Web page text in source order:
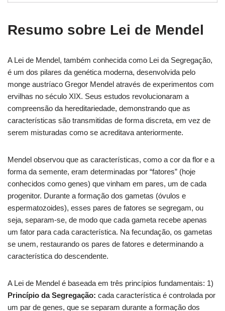
Resumo sobre Lei de Mendel
A Lei de Mendel, também conhecida como Lei da Segregação,
é um dos pilares da genética moderna, desenvolvida pelo
monge austríaco Gregor Mendel através de experimentos com
ervilhas no século XIX. Seus estudos revolucionaram a
compreensão da hereditariedade, demonstrando que as
características são transmitidas de forma discreta, em vez de
serem misturadas como se acreditava anteriormente.
Mendel observou que as características, como a cor da flor e a
forma da semente, eram determinadas por “fatores” (hoje
conhecidos como genes) que vinham em pares, um de cada
progenitor. Durante a formação dos gametas (óvulos e
espermatozoides), esses pares de fatores se segregam, ou
seja, separam-se, de modo que cada gameta recebe apenas
um fator para cada característica. Na fecundação, os gametas
se unem, restaurando os pares de fatores e determinando a
característica do descendente.
A Lei de Mendel é baseada em três princípios fundamentais: 1)
Princípio da Segregação: cada característica é controlada por
um par de genes, que se separam durante a formação dos